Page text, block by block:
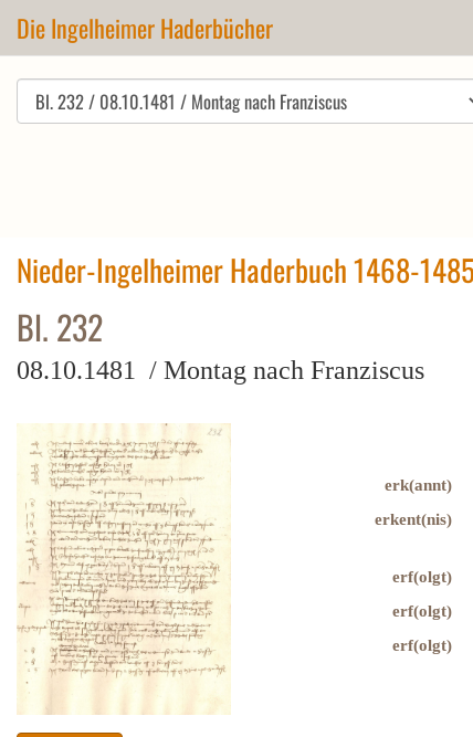
Die Ingelheimer Haderbücher
Nieder-Ingelheimer Haderbuch 1468-1485
Bl. 232
08.10.1481 / Montag nach Franziscus
erk(annt)
erkent(nis)
erf(olgt)
erf(olgt)
erf(olgt)